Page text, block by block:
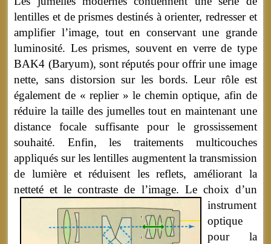
lentilles et de prismes destinés à orienter, redresser et
amplifier l’image, tout en conservant une grande
luminosité. Les prismes, souvent en verre de type
BAK4 (Baryum), sont réputés pour offrir une image
nette, sans distorsion sur les bords. Leur rôle est
également de « replier » le chemin optique, afin de
réduire la taille des jumelles tout en maintenant une
distance focale suffisante pour le grossissement
souhaité. Enfin, les traitements multicouches
appliqués sur les lentilles augmentent la transmission
de lumière et réduisent les reflets, améliorant la
netteté et le contraste de l’image. Le choix d’un
instrument
optique
pour la